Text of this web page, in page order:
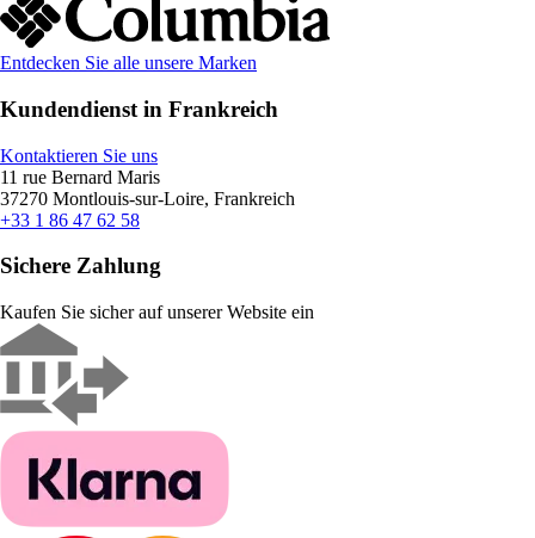
Entdecken Sie alle unsere Marken
Kundendienst in Frankreich
Kontaktieren Sie uns
11 rue Bernard Maris
37270 Montlouis-sur-Loire, Frankreich
+33 1 86 47 62 58
Sichere Zahlung
Kaufen Sie sicher auf unserer Website ein